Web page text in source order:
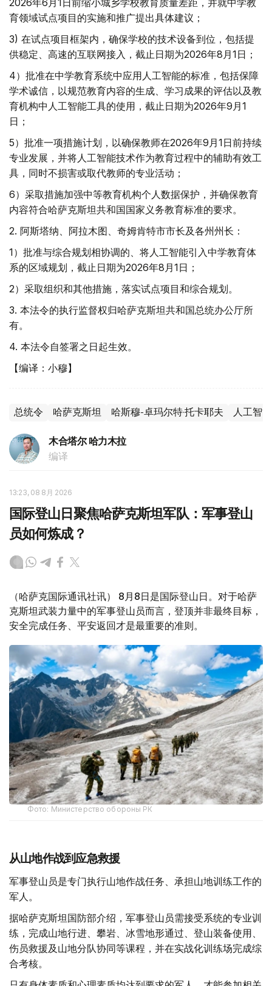
2026年6月1日前缩小城乡学校教育质量差距，并就中学教
育领域试点项目的实施和推广提出具体建议；
3) 在试点项目框架内，确保学校的技术设备到位，包括提
供稳定、高速的互联网接入，截止日期为2026年8月1日；
4）批准在中学教育系统中应用人工智能的标准，包括保障
学术诚信，以规范教育内容的生成、学习成果的评估以及教
育机构中人工智能工具的使用，截止日期为2026年9月1
日；
5）批准一项措施计划，以确保教师在2026年9月1日前持续
专业发展，并将人工智能技术作为教育过程中的辅助有效工
具，同时不损害或取代教师的专业活动；
6）采取措施加强中等教育机构个人数据保护，并确保教育
内容符合哈萨克斯坦共和国国家义务教育标准的要求。
2. 阿斯塔纳、阿拉木图、奇姆肯特市市长及各州州长：
1）批准与综合规划相协调的、将人工智能引入中学教育体
系的区域规划，截止日期为2026年8月1日；
2）采取组织和其他措施，落实试点项目和综合规划。
3. 本法令的执行监督权归哈萨克斯坦共和国总统办公厅所
有。
4. 本法令自签署之日起生效。
【编译：小穆】
总统令 哈萨克斯坦 哈斯穆-卓玛尔特·托卡耶夫 人工智能
木合塔尔 哈力木拉
编译
13:23, 08 8月 2026
国际登山日聚焦哈萨克斯坦军队：军事登山
员如何炼成？
（哈萨克国际通讯社讯） 8月8日是国际登山日。对于哈萨
克斯坦武装力量中的军事登山员而言，登顶并非最终目标，
安全完成任务、平安返回才是最重要的准则。
Фото: Министерство обороны РК
从山地作战到应急救援
军事登山员是专门执行山地作战任务、承担山地训练工作的
军人。
据哈萨克斯坦国防部介绍，军事登山员需接受系统的专业训
练，完成山地行进、攀岩、冰雪地形通过、登山装备使用、
伤员救援及山地分队协同等课程，并在实战化训练场完成综
合考核。